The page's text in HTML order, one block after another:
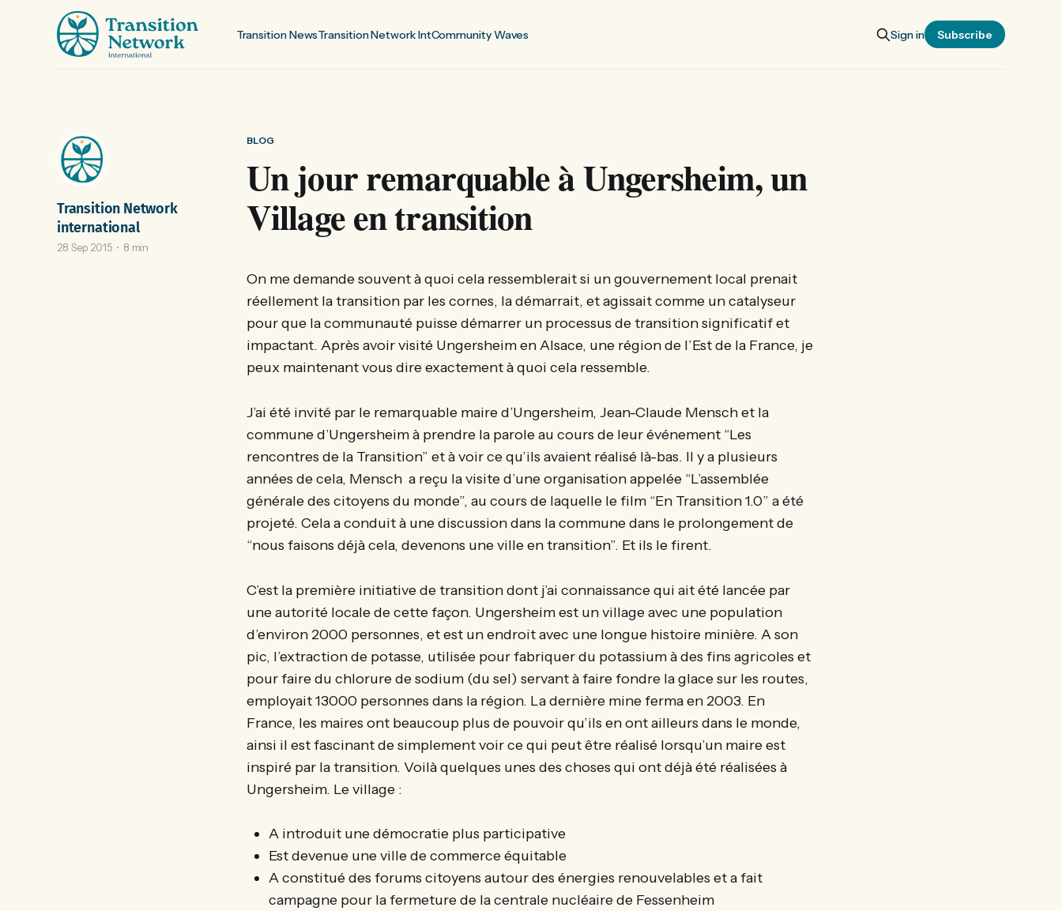
Transition NewsTransition Network IntCommunity Waves Sign in Subscribe
BLOG
Un jour remarquable à Ungersheim, un
Village en transition
Transition Network
international
28 Sep 2015 8 min
On me demande souvent à quoi cela ressemblerait si un gouvernement local prenait
réellement la transition par les cornes, la démarrait, et agissait comme un catalyseur
pour que la communauté puisse démarrer un processus de transition significatif et
impactant. Après avoir visité Ungersheim en Alsace, une région de l’Est de la France, je
peux maintenant vous dire exactement à quoi cela ressemble.
J’ai été invité par le remarquable maire d’Ungersheim, Jean-Claude Mensch et la
commune d’Ungersheim à prendre la parole au cours de leur événement “Les
rencontres de la Transition” et à voir ce qu’ils avaient réalisé là-bas. Il y a plusieurs
années de cela, Mensch a reçu la visite d’une organisation appelée “L’assemblée
générale des citoyens du monde”, au cours de laquelle le film “En Transition 1.0” a été
projeté. Cela a conduit à une discussion dans la commune dans le prolongement de
“nous faisons déjà cela, devenons une ville en transition”. Et ils le firent.
C’est la première initiative de transition dont j’ai connaissance qui ait été lancée par
une autorité locale de cette façon. Ungersheim est un village avec une population
d’environ 2000 personnes, et est un endroit avec une longue histoire minière. A son
pic, l’extraction de potasse, utilisée pour fabriquer du potassium à des fins agricoles et
pour faire du chlorure de sodium (du sel) servant à faire fondre la glace sur les routes,
employait 13000 personnes dans la région. La dernière mine ferma en 2003. En
France, les maires ont beaucoup plus de pouvoir qu’ils en ont ailleurs dans le monde,
ainsi il est fascinant de simplement voir ce qui peut être réalisé lorsqu’un maire est
inspiré par la transition. Voilà quelques unes des choses qui ont déjà été réalisées à
Ungersheim. Le village :
A introduit une démocratie plus participative
Est devenue une ville de commerce équitable
A constitué des forums citoyens autour des énergies renouvelables et a fait
campagne pour la fermeture de la centrale nucléaire de Fessenheim